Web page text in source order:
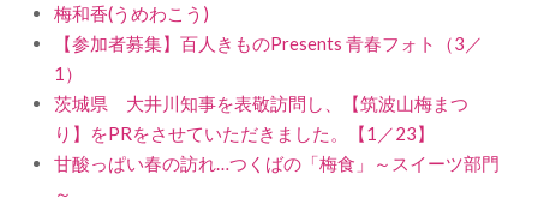
梅和香(うめわこう)
【参加者募集】百人きものPresents 青春フォト（3／
1）
茨城県 大井川知事を表敬訪問し、【筑波山梅まつ
り】をPRをさせていただきました。【1／23】
甘酸っぱい春の訪れ…つくばの「梅食」～スイーツ部門
～